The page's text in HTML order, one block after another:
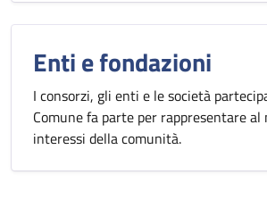
Enti e fondazioni
I consorzi, gli enti e le società
Comune fa parte per rappresentare al
interessi della comunità.